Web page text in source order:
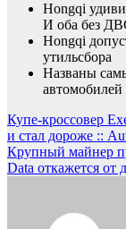
Hongqi
И оба без
Hongqi
утильсбора
Названы
Навигация
по
записям
Купе-кроссовер
и стал дороже ::
Крупный майнер
Data откажется